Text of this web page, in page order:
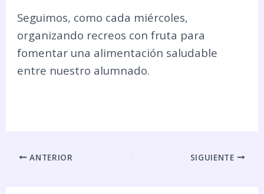
Seguimos, como cada miércoles,
organizando recreos con fruta para
fomentar una alimentación saludable
entre nuestro alumnado.
ANTERIOR SIGUIENTE